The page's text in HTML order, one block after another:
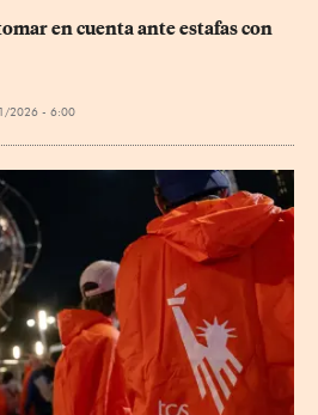
en cuenta ante estafas con
2026 - 6:00